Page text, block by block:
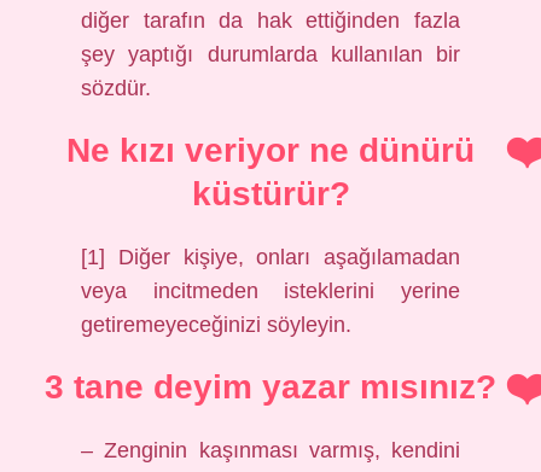
diğer tarafın da hak ettiğinden fazla
şey yaptığı durumlarda kullanılan bir
sözdür.
Ne kızı veriyor ne dünürü
küstürür?
[1] Diğer kişiye, onları aşağılamadan
veya incitmeden isteklerini yerine
getiremeyeceğinizi söyleyin.
3 tane deyim yazar mısınız?
– Zenginin kaşınması varmış, kendini